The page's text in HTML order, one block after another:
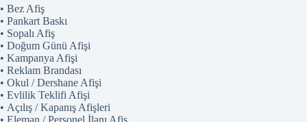
• Bez Afiş
• Pankart Baskı
• Sopalı Afiş
• Doğum Günü Afişi
• Kampanya Afişi
• Reklam Brandası
• Okul / Dershane Afişi
• Evlilik Teklifi Afişi
• Açılış / Kapanış Afişleri
• Eleman / Personel İlanı Afiş